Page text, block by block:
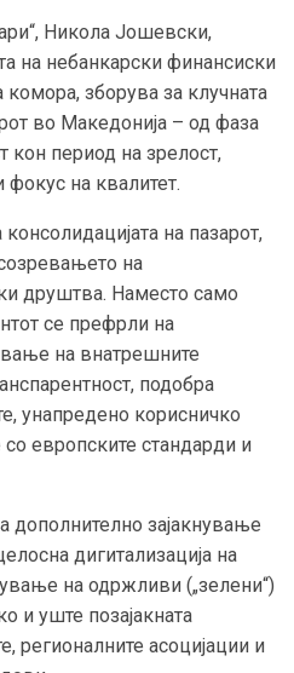
Никола Јошевски,
на небанкарски финансиски
зборува за клучната
во Македонија – од фаза
кон период на зрелост,
фокус на квалитет.
на пазарот,
на
друштва. Наместо само
се префрли на
на внатрешните
подобра
унапредено корисничко
европските стандарди и
дополнително зајакнување
дигитализација на
на одржливи („зелени“)
и уште позајакната
регионалните асоцијации и